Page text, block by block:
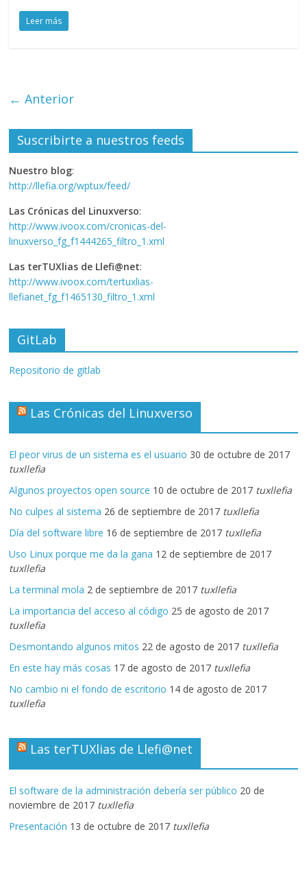
Leer más
← Anterior
Suscribirte a nuestros feeds
Nuestro blog:
http://llefia.org/wptux/feed/
Las Crónicas del Linuxverso:
http://www.ivoox.com/cronicas-del-
linuxverso_fg_f1444265_filtro_1.xml
Las terTUXlias de Llefi@net:
http://www.ivoox.com/tertuxlias-
llefianet_fg_f1465130_filtro_1.xml
GitLab
Repositorio de gitlab
Las Crónicas del Linuxverso
El peor virus de un sistema es el usuario 30 de octubre de 2017
tuxllefia
Algunos proyectos open source 10 de octubre de 2017 tuxllefia
No culpes al sistema 26 de septiembre de 2017 tuxllefia
Día del software libre 16 de septiembre de 2017 tuxllefia
Uso Linux porque me da la gana 12 de septiembre de 2017
tuxllefia
La terminal mola 2 de septiembre de 2017 tuxllefia
La importancia del acceso al código 25 de agosto de 2017
tuxllefia
Desmontando algunos mitos 22 de agosto de 2017 tuxllefia
En este hay más cosas 17 de agosto de 2017 tuxllefia
No cambio ni el fondo de escritorio 14 de agosto de 2017
tuxllefia
Las terTUXlias de Llefi@net
El software de la administración debería ser público 20 de
noviembre de 2017 tuxllefia
Presentación 13 de octubre de 2017 tuxllefia